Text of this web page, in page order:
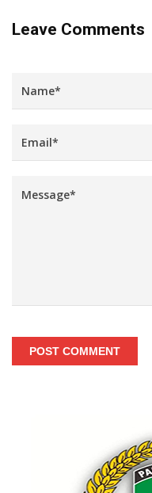
Leave Comments
POST COMMENT